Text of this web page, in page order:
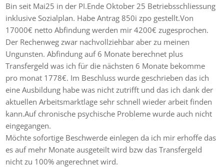
Bin seit Mai25 in der PI.Ende Oktober 25 Betriebsschliessung
inklusive Sozialplan. Habe Antrag 850i zpo gestellt.Von
17000€ netto Abfindung werden mir 4200€ zugesprochen.
Der Rechenweg zwar nachvollziehbar aber zu meinen
Ungunsten. Abfindung auf 6 Monate berechnet plus
Transfergeld was ich für die nächsten 6 Monate bekomme
pro monat 1778€. Im Beschluss wurde geschrieben das ich
eine Ausbildung habe was nicht zutrifft und das ich dank der
aktuellen Arbeitsmarktlage sehr schnell wieder arbeit finden
kann.Auf chronische psychische Probleme wurde auch nicht
eingegangen.
Möchte sofortige Beschwerde einlegen da ich mir erhoffe das
es auf mehr Monate ausgeteilt wird bzw das Transfergeld
nicht zu 100% angerechnet wird.